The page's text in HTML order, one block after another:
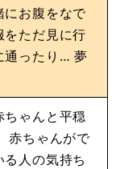
にお腹をなで
ただ見に行
通ったり… 夢
ゃんと平穏
赤ちゃんがで
人の気持ち